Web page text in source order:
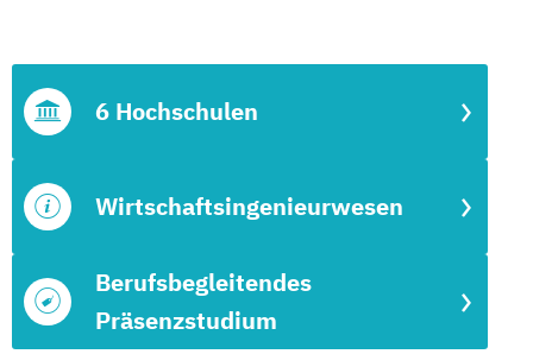
Berufsbegleitendes
Präsenzstudium
Wirtschaftsingenieurwesen
6 Hochschulen